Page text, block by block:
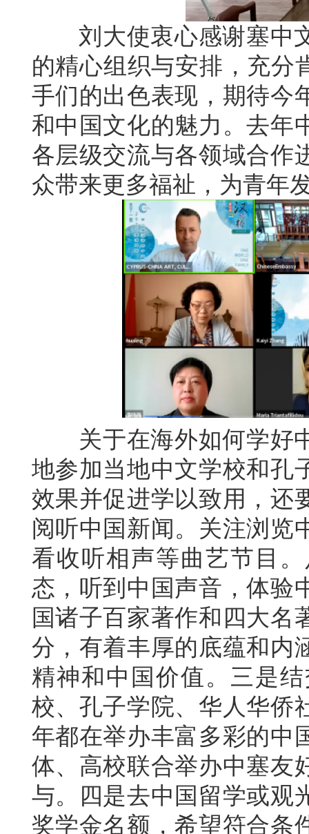
刘大使衷心感谢塞中文
的精心组织与安排，充分
手们的出色表现，期待今
和中国文化的魅力。去年
各层级交流与各领域合作
众带来更多福祉，为青年
关于在海外如何学好中
地参加当地中文学校和孔
效果并促进学以致用，还
阅听中国新闻。关注浏览
看收听相声等曲艺节目
态，听到中国声音，体验
国诸子百家著作和四大名
分，有着丰厚的底蕴和内
精神和中国价值。三是
校、孔子学院、华人华侨
年都在举办丰富多彩的中
体、高校联合举办中塞友
与。四是去中国留学或观
奖学金名额，希望符合条